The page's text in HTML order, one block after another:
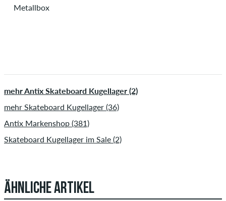
Metallbox
mehr Antix Skateboard Kugellager (2)
mehr Skateboard Kugellager (36)
Antix Markenshop (381)
Skateboard Kugellager im Sale (2)
ÄHNLICHE ARTIKEL